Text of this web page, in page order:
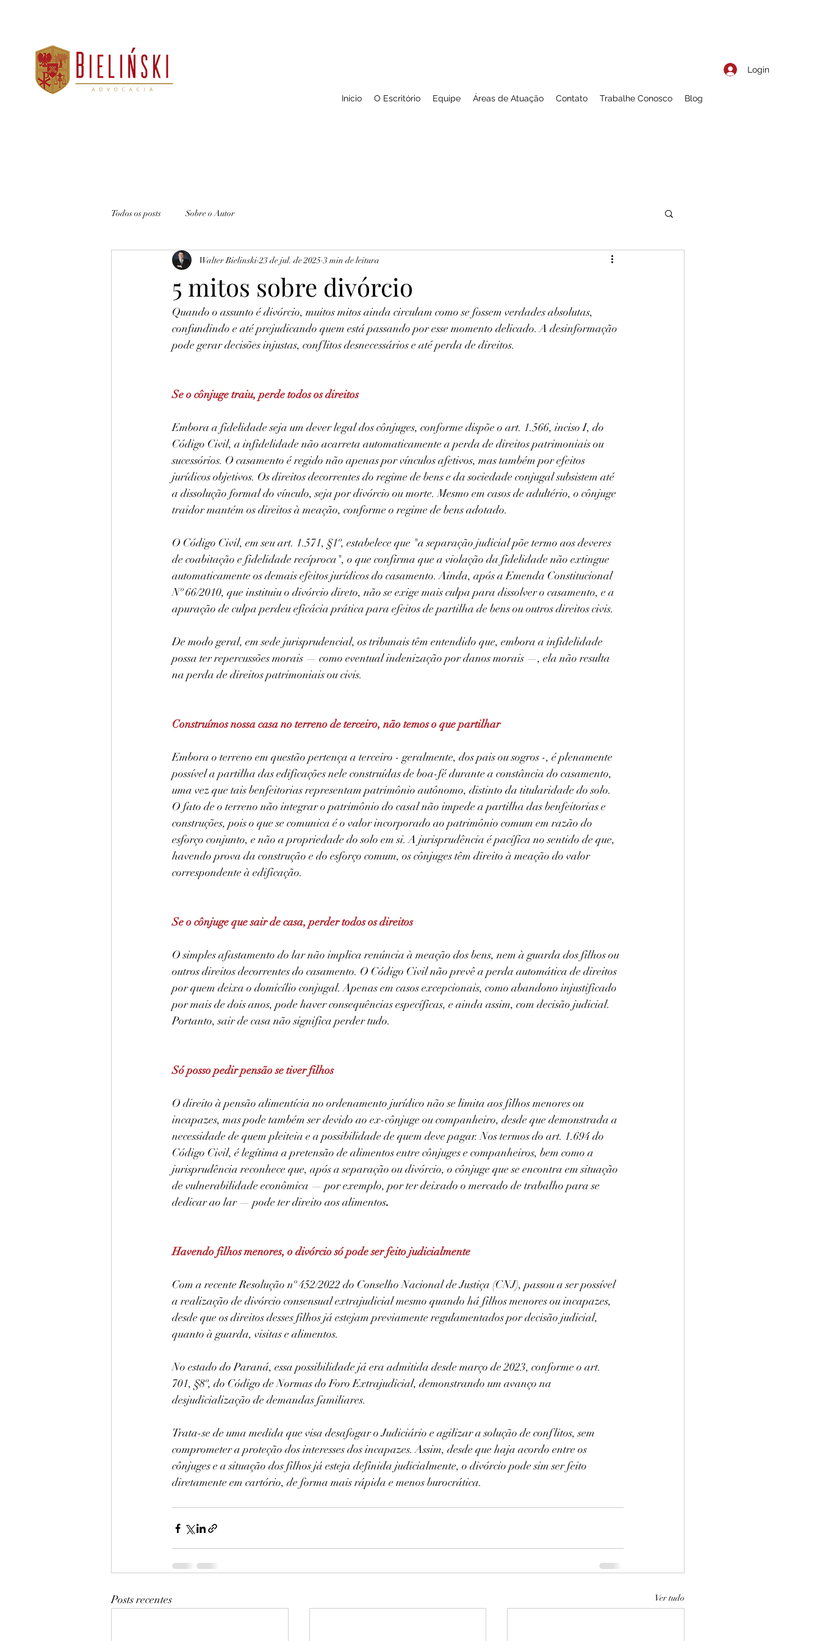
Login
Início O Escritório Equipe Áreas de Atuação Contato Trabalhe Conosco Blog
Todos os posts Sobre o Autor
5 mitos sobre divórcio
Walter Bielinski 23 de jul. de 2025 3 min de leitura
Quando o assunto é divórcio, muitos mitos ainda circulam como se fossem verdades absolutas,
confundindo e até prejudicando quem está passando por esse momento delicado. A desinformação
pode gerar decisões injustas, conflitos desnecessários e até perda de direitos.
Se o cônjuge traiu, perde todos os direitos
Embora a fidelidade seja um dever legal dos cônjuges, conforme dispõe o art. 1.566, inciso I, do
Código Civil, a infidelidade não acarreta automaticamente a perda de direitos patrimoniais ou
sucessórios. O casamento é regido não apenas por vínculos afetivos, mas também por efeitos
jurídicos objetivos. Os direitos decorrentes do regime de bens e da sociedade conjugal subsistem até
a dissolução formal do vínculo, seja por divórcio ou morte. Mesmo em casos de adultério, o cônjuge
traidor mantém os direitos à meação, conforme o regime de bens adotado.
O Código Civil, em seu art. 1.571, §1º, estabelece que "a separação judicial põe termo aos deveres
de coabitação e fidelidade recíproca", o que confirma que a violação da fidelidade não extingue
automaticamente os demais efeitos jurídicos do casamento. Ainda, após a Emenda Constitucional
Nº 66/2010, que instituiu o divórcio direto, não se exige mais culpa para dissolver o casamento, e a
apuração de culpa perdeu eficácia prática para efeitos de partilha de bens ou outros direitos civis.
De modo geral, em sede jurisprudencial, os tribunais têm entendido que, embora a infidelidade
possa ter repercussões morais — como eventual indenização por danos morais —, ela não resulta
na perda de direitos patrimoniais ou civis.
Construímos nossa casa no terreno de terceiro, não temos o que partilhar
Embora o terreno em questão pertença a terceiro - geralmente, dos pais ou sogros -, é plenamente
possível a partilha das edificações nele construídas de boa-fé durante a constância do casamento,
uma vez que tais benfeitorias representam patrimônio autônomo, distinto da titularidade do solo.
O fato de o terreno não integrar o patrimônio do casal não impede a partilha das benfeitorias e
construções, pois o que se comunica é o valor incorporado ao patrimônio comum em razão do
esforço conjunto, e não a propriedade do solo em si. A jurisprudência é pacífica no sentido de que,
havendo prova da construção e do esforço comum, os cônjuges têm direito à meação do valor
correspondente à edificação.
Se o cônjuge que sair de casa, perder todos os direitos
O simples afastamento do lar não implica renúncia à meação dos bens, nem à guarda dos filhos ou
outros direitos decorrentes do casamento. O Código Civil não prevê a perda automática de direitos
por quem deixa o domicílio conjugal. Apenas em casos excepcionais, como abandono injustificado
por mais de dois anos, pode haver consequências específicas, e ainda assim, com decisão judicial.
Portanto, sair de casa não significa perder tudo.
Só posso pedir pensão se tiver filhos
O direito à pensão alimentícia no ordenamento jurídico não se limita aos filhos menores ou
incapazes, mas pode também ser devido ao ex-cônjuge ou companheiro, desde que demonstrada a
necessidade de quem pleiteia e a possibilidade de quem deve pagar. Nos termos do art. 1.694 do
Código Civil, é legítima a pretensão de alimentos entre cônjuges e companheiros, bem como a
jurisprudência reconhece que, após a separação ou divórcio, o cônjuge que se encontra em situação
de vulnerabilidade econômica — por exemplo, por ter deixado o mercado de trabalho para se
dedicar ao lar — pode ter direito aos alimentos.
Havendo filhos menores, o divórcio só pode ser feito judicialmente
Com a recente Resolução nº 452/2022 do Conselho Nacional de Justiça (CNJ), passou a ser possível
a realização de divórcio consensual extrajudicial mesmo quando há filhos menores ou incapazes,
desde que os direitos desses filhos já estejam previamente regulamentados por decisão judicial,
quanto à guarda, visitas e alimentos.
No estado do Paraná, essa possibilidade já era admitida desde março de 2023, conforme o art.
701, §8º, do Código de Normas do Foro Extrajudicial, demonstrando um avanço na
desjudicialização de demandas familiares.
Trata-se de uma medida que visa desafogar o Judiciário e agilizar a solução de conflitos, sem
comprometer a proteção dos interesses dos incapazes. Assim, desde que haja acordo entre os
cônjuges e a situação dos filhos já esteja definida judicialmente, o divórcio pode sim ser feito
diretamente em cartório, de forma mais rápida e menos burocrática.
Posts recentes Ver tudo